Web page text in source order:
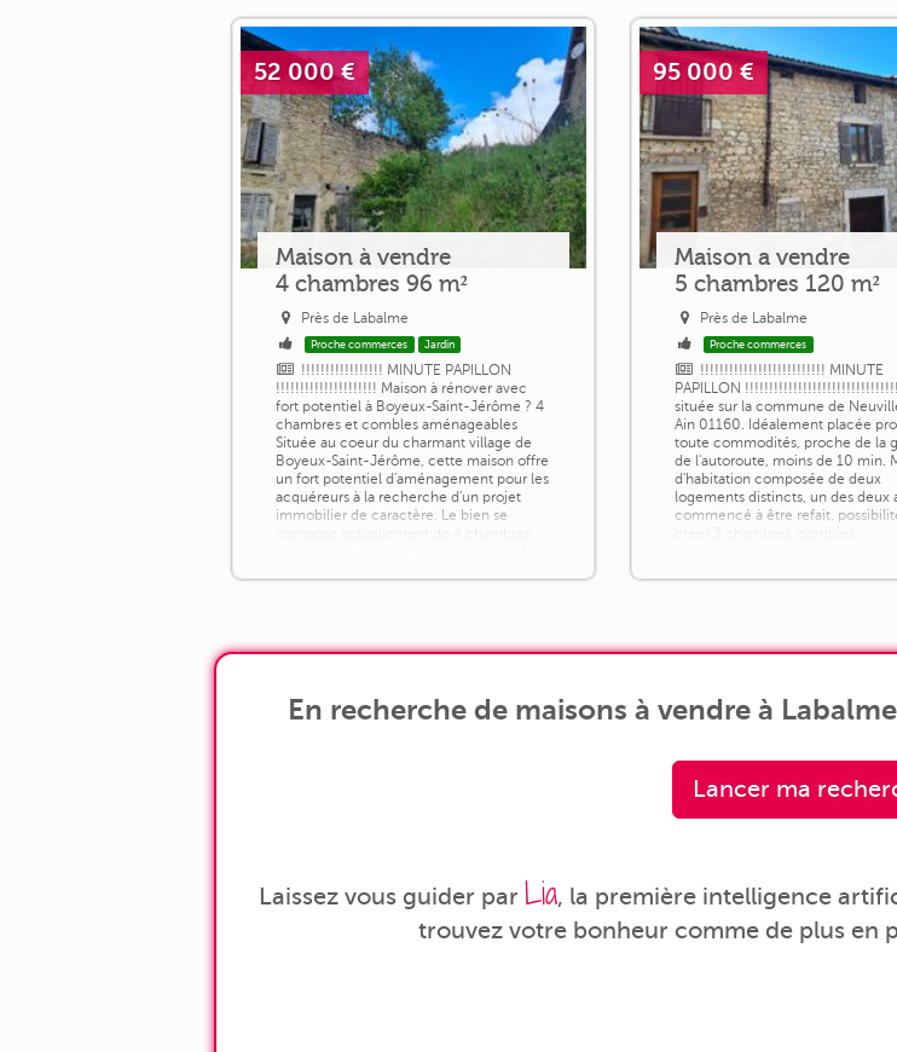
52 000 €
Maison à vendre
4 chambres 96 m²
Près de Labalme
Proche commerces Jardin
!!!!!!!!!!!!!!!!! MINUTE PAPILLON
!!!!!!!!!!!!!!!!!!!!! Maison à rénover avec
fort potentiel à Boyeux-Saint-Jérôme ? 4
chambres et combles aménageables
Située au coeur du charmant village de
Boyeux-Saint-Jérôme, cette maison offre
un fort potentiel d'aménagement pour les
acquéreurs à la recherche d'un projet
immobilier de caractère. Le bien se
95 000 €
Maison a vendre
5 chambres 120 m²
Près de Labalme
Proche commerces
!!!!!!!!!!!!!!!!!!!!!!!!!! MINUTE
PAPILLON
située sur la commune de
Ain 01160. Idéalement placée
toute commodités, proche de la
de l'autoroute, moins de 10 min.
d'habitation composée de deux
logements distincts, un des deux
commencé à être refait,
En recherche de maisons à vendre à
Lancer ma
Laissez vous guider par Lia, la première intelligence
trouvez votre bonheur comme de plus en